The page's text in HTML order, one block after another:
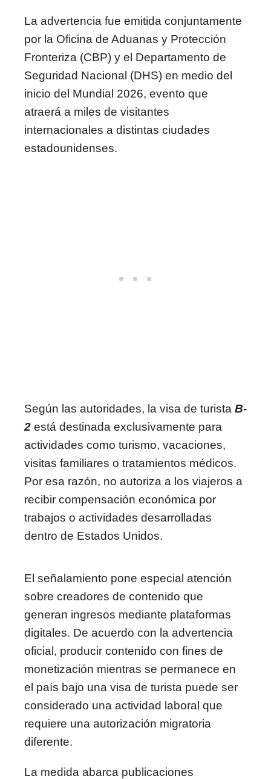
La advertencia fue emitida conjuntamente
por la Oficina de Aduanas y Protección
Fronteriza (CBP) y el Departamento de
Seguridad Nacional (DHS) en medio del
inicio del Mundial 2026, evento que
atraerá a miles de visitantes
internacionales a distintas ciudades
estadounidenses.
Según las autoridades, la visa de turista B-
2 está destinada exclusivamente para
actividades como turismo, vacaciones,
visitas familiares o tratamientos médicos.
Por esa razón, no autoriza a los viajeros a
recibir compensación económica por
trabajos o actividades desarrolladas
dentro de Estados Unidos.
El señalamiento pone especial atención
sobre creadores de contenido que
generan ingresos mediante plataformas
digitales. De acuerdo con la advertencia
oficial, producir contenido con fines de
monetización mientras se permanece en
el país bajo una visa de turista puede ser
considerado una actividad laboral que
requiere una autorización migratoria
diferente.
La medida abarca publicaciones